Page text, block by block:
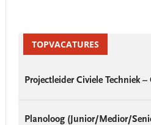
SidebarTOPVACATURES
Projectleider Civiele Techniek
Planoloog (Junior/Medior/